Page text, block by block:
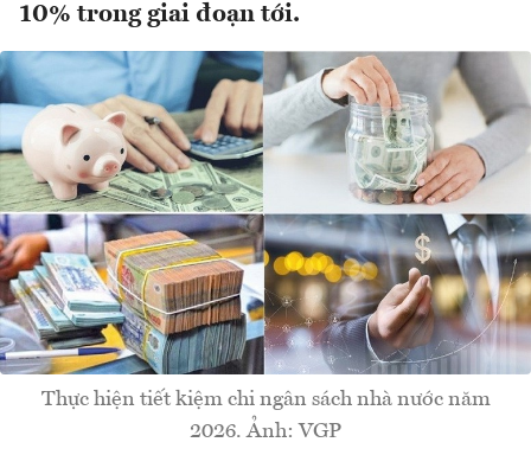
10% trong giai đoạn tới.
Thực hiện tiết kiệm chi ngân sách nhà nước năm
2026. Ảnh: VGP